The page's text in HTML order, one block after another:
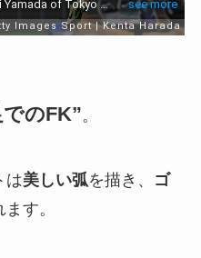
でのFK”。
は美しい弧を描き、
ゴ
す。